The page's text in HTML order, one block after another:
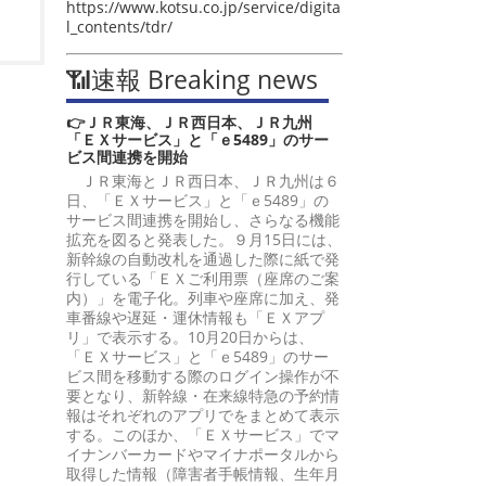
https://www.kotsu.co.jp/service/digita
l_contents/tdr/
📶速報 Breaking news
👉ＪＲ東海、ＪＲ西日本、ＪＲ九州
「ＥＸサービス」と「ｅ5489」のサー
ビス間連携を開始
ＪＲ東海とＪＲ西日本、ＪＲ九州は６
日、「ＥＸサービス」と「ｅ5489」の
サービス間連携を開始し、さらなる機能
拡充を図ると発表した。９月15日には、
新幹線の自動改札を通過した際に紙で発
行している「ＥＸご利用票（座席のご案
内）」を電子化。列車や座席に加え、発
車番線や遅延・運休情報も「ＥＸアプ
リ」で表示する。10月20日からは、
「ＥＸサービス」と「ｅ5489」のサー
ビス間を移動する際のログイン操作が不
要となり、新幹線・在来線特急の予約情
報はそれぞれのアプリでをまとめて表示
する。このほか、「ＥＸサービス」でマ
イナンバーカードやマイナポータルから
取得した情報（障害者手帳情報、生年月